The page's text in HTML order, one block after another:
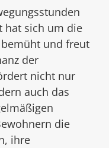
hat sich um die
und freut
der
nicht nur
auch das
die
ihre